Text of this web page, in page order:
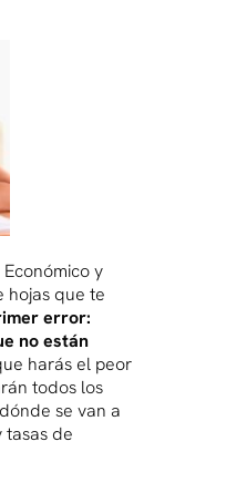
y
hojas que te
error:
no están
harás el peor
todos los
se van a
tasas de